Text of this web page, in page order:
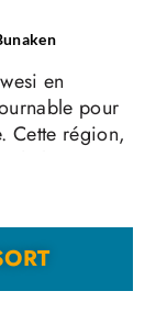
en
pour
Cette région,
offre des
le